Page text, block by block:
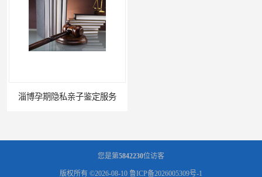
淄博孕期隐私亲子鉴定服务
您是第5842230位访客
版权所有 ©2026-08-10 鲁ICP备2026005309号-1